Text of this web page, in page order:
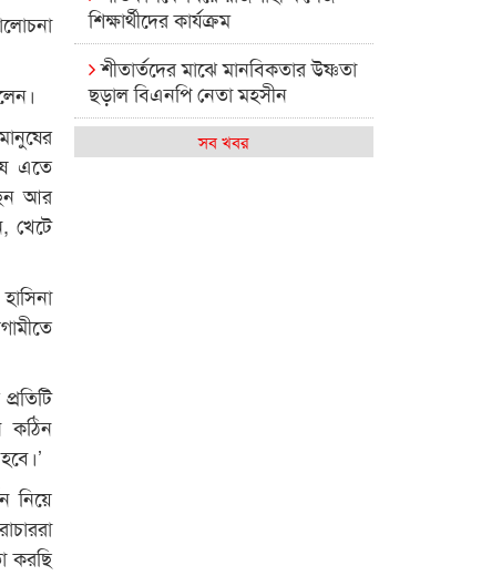
এতে
আর
খেটে
কঠিন
নিয়ে
করছি
শিক্ষার্থীদের কার্যক্রম
শীতার্তদের মাঝে মানবিকতার উষ্ণতা
ছড়াল বিএনপি নেতা মহসীন
রাজশাহী কলেজের মিষ্টি বিকেল
সব খবর